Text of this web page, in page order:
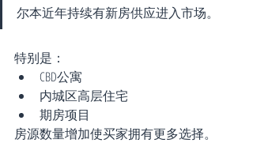
尔本近年持续有新房供应进入市场。
特别是：
CBD公寓
内城区高层住宅
期房项目
房源数量增加使买家拥有更多选择。